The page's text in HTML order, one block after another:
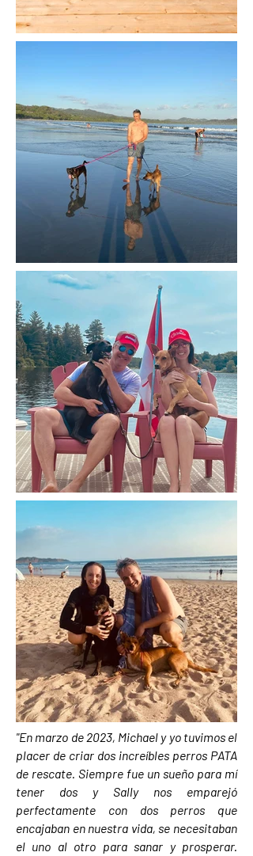
"En marzo de 2023, Michael y yo tuvimos el
placer de criar dos increíbles perros PATA
de rescate. Siempre fue un sueño para mí
tener dos y Sally nos emparejó
perfectamente con dos perros que
encajaban en nuestra vida, se necesitaban
el uno al otro para sanar y prosperar.